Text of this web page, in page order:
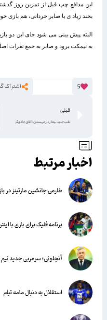
این مدافع چپ قبل از تمرین روز گذشته
بخند زیاد ی با صابر حردانی، هم‌ بازی
البته پیش‌ بینی می‌ شود جای این دو
به نیمکت برود و صابر به جمع نفرات
5 اشتراک
قبلی
لقب جدید نیمار در عربستان: آقای جادوگر‏
اخبار مرتبط
طارمی جانشین مارتینز در بازی
برنامه فلیک برای بازی با اینتر
آنچلوتی؛ سرمربی جدید تیم
استقلال به دنبال مامه تیام